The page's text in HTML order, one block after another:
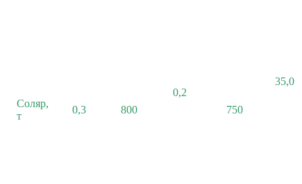
0,2
35,0
Соляр,
т
0,3 800 750